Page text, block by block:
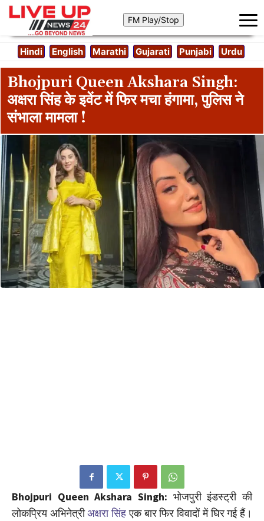
Hindi English Marathi Gujarati Punjabi Urdu
Bhojpuri Queen Akshara Singh:
अक्षरा सिंह के इवेंट में फिर मचा हंगामा, पुलिस ने
संभाला मामला !
Bhojpuri Queen Akshara Singh: भोजपुरी इंडस्ट्री की
लोकप्रिय अभिनेत्रीअक्षरा सिंहएक बार फिर विवादों में घिर गई हैं।